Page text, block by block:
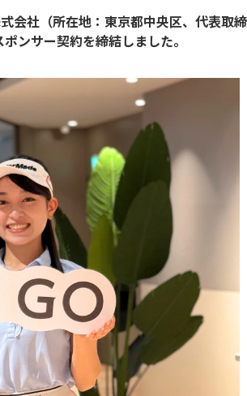
会社（所在地：東京都中央区、代表取
ンサー契約を締結しました。